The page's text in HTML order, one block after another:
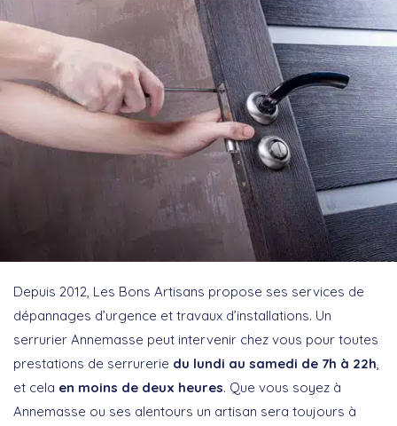
Depuis 2012, Les Bons Artisans propose ses services de
dépannages d’urgence et travaux d’installations. Un
serrurier Annemasse peut intervenir chez vous pour toutes
prestations de serrurerie du lundi au samedi de 7h à 22h,
et cela en moins de deux heures. Que vous soyez à
Annemasse ou ses alentours un artisan sera toujours à